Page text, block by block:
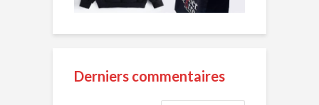
Derniers commentaires